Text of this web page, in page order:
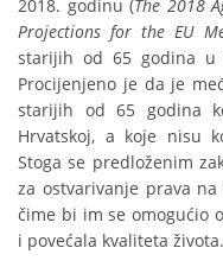
2018. godinu (The 2018
Projections for the EU
starijih od 65 godina u
Procijenjeno je da je
starijih od 65 godina
Hrvatskoj, a koje nisu
Stoga se predloženim
za ostvarivanje prava
čime bi im se omogućio
i povećala kvaliteta života.